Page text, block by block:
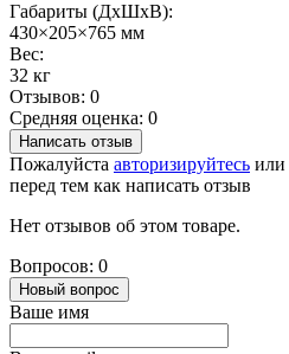
Габариты (ДхШхВ):
430×205×765 мм
Вес:
32 кг
Отзывов: 0
Средняя оценка: 0
Написать отзыв
Пожалуйста авторизируйтесь или
перед тем как написать отзыв
Нет отзывов об этом товаре.
Вопросов: 0
Новый вопрос
Ваше имя